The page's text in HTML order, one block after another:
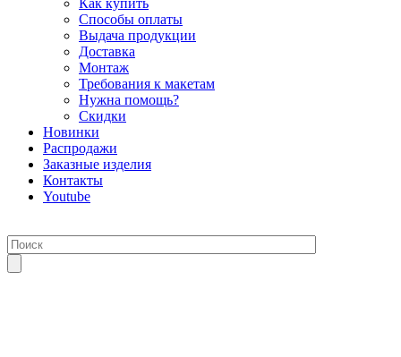
Как купить
Способы оплаты
Выдача продукции
Доставка
Монтаж
Требования к макетам
Нужна помощь?
Скидки
Новинки
Распродажи
Заказные изделия
Контакты
Youtube